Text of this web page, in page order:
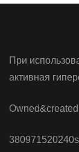
При
активная